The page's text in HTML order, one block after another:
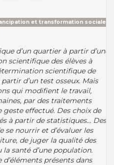
et transformation sociale
d’un quartier à partir d’une
scientifique des élèves à
scientifique de
partir d’un test osseux. Mais
qui modifient le travail,
par des traitements
effectué. Des choix de
à partir de statistiques… Des
se nourrir et d’évaluer les
de juger la qualité des
santé d’une population.
d’éléments présents dans